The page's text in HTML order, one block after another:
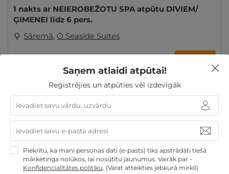
1 nakts ar NEIEROBEŽOTU SPA atpūtu DIVIEM/
ĢIMENEI līdz 6 pers.
Sāremā, Ö Seaside Suites
Atpūtai Valentīndienā
Atpūta Lieldienu brīvdienās
Atpūta pie jūras
Derīgs arī VASARĀ
Atpūta maija
brīvdienās
Dāvanu idejas
Saņem atlaidi atpūtai!
Reģistrējies un atpūties vēl izdevīgāk
Piekrītu, ka mani personas dati (e-pasts) tiks apstrādāti tiešā
mārketinga nolūkos, lai nosūtītu jaunumus. Vairāk par -
Konfidencialitātes politiku. (Varat atteikties jebkurā mirklī)